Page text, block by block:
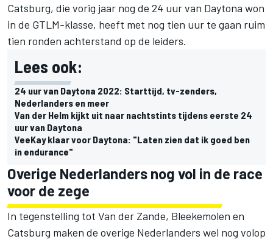
Catsburg, die vorig jaar nog de 24 uur van Daytona won
in de GTLM-klasse, heeft met nog tien uur te gaan ruim
tien ronden achterstand op de leiders.
Lees ook:
24 uur van Daytona 2022: Starttijd, tv-zenders,
Nederlanders en meer
Van der Helm kijkt uit naar nachtstints tijdens eerste 24
uur van Daytona
VeeKay klaar voor Daytona: "Laten zien dat ik goed ben
in endurance"
Overige Nederlanders nog vol in de race
voor de zege
In tegenstelling tot Van der Zande, Bleekemolen en
Catsburg maken de overige Nederlanders wel nog volop